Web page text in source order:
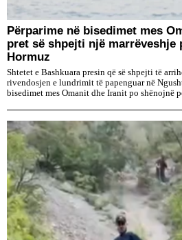
Përparime në bisedimet mes
pret së shpejti një marrëveshje
Hormuz
Shtetet e Bashkuara presin që së shpejti të
rivendosjen e lundrimit të papenguar në
bisedimet mes Omanit dhe Iranit po shënojnë